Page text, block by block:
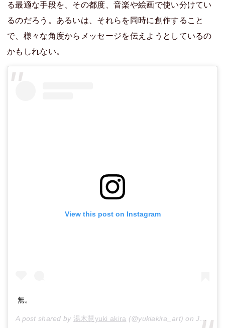
る最適な手段を、その都度、音楽や絵画で使い分けてい
るのだろう。あるいは、それらを同時に創作すること
で、様々な角度からメッセージを伝えようとしているの
かもしれない。
View this post on Instagram
無。
A post shared by 湯木慧yuki akira (@yukiakira_art) onJun 3, 2017 at 8:06pm PDT